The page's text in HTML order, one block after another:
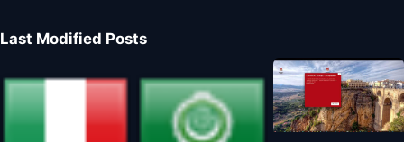
Last Modified Posts